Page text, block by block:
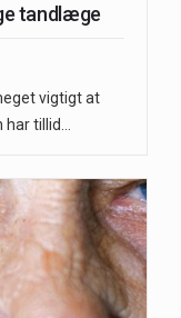
tandlæge
vigtigt at
tillid…